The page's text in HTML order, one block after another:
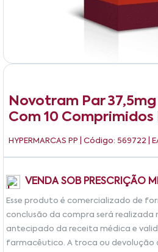
Novotram Par
Com 10 Comprimidos
HYPERMARCAS PP | Código: 569722 |
VENDA SOB PRESCRIÇÃO
Esse produto é comercializado de
conclusão da compra será realizada
antecipado da receita médica e
farmacêutico. A troca ou devolução